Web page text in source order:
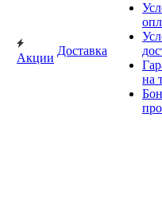
Акции
Доставка
на